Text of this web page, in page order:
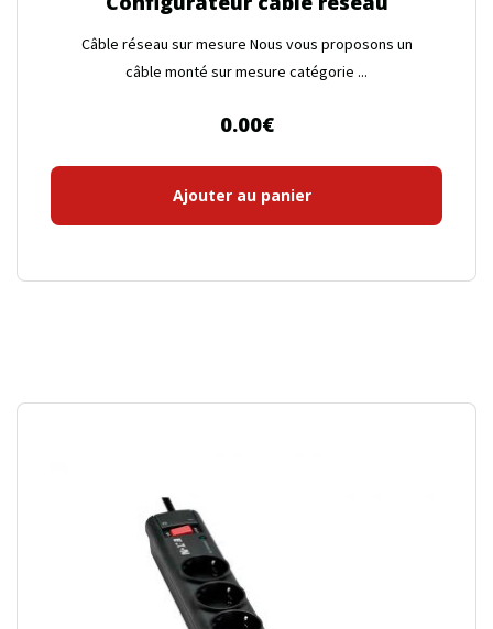
Câble réseau sur mesure Nous vous proposons un
câble monté sur mesure catégorie ...
0.00€
Ajouter au panier